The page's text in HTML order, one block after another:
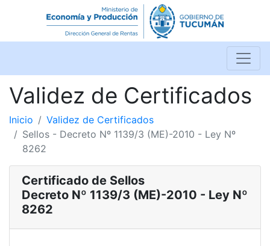
Validez de Certificados
Inicio
Validez de Certificados
Sellos - Decreto Nº 1139/3 (ME)-2010 - Ley Nº
8262
Certificado de Sellos
Decreto Nº 1139/3 (ME)-2010 - Ley Nº
8262